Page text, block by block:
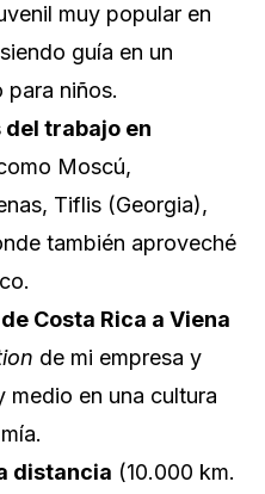
muy popular en
guía en un
para niños.
del trabajo en
Moscú,
Tiflis (Georgia),
también aproveché
Costa Rica a Viena
de mi empresa y
en una cultura
distancia (10.000 km.